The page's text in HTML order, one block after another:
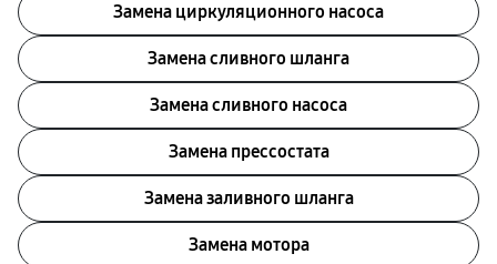
Замена циркуляционного насоса
Замена сливного шланга
Замена сливного насоса
Замена прессостата
Замена заливного шланга
Замена мотора